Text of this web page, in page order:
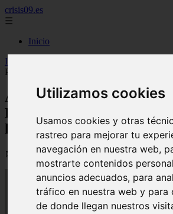
Utilizamos cookies
Usamos cookies y otras
rastreo para mejorar tu
navegación en nuestra web,
mostrarte contenidos
anuncios adecuados, para
tráfico en nuestra web y para
de donde llegan nuestros
crisis09.es
☰
Inicio
Inicio
Prat en el verano de 2027 para evitar la
Aena cambiará la
El Prat en el verano de
la saturación
📅 03/07/2026